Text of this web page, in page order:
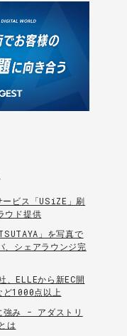
ービス「USiZE」刷
ド提供
」を写真で
シェアラウンジ完
、ELLEから新EC開
1000点以上
強み - アダストリ
は